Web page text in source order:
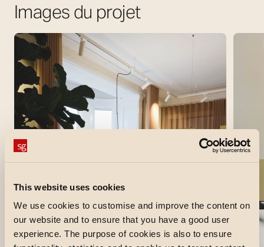
This website uses cookies
We use cookies to customise and improve the content on
our website and to ensure that you have a good user
experience. The purpose of cookies is also to ensure
Images du projet